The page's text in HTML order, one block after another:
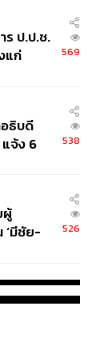
ร ป.ป.ช.
แก่
569
ธิบดี
จ้ง 6
538
ผู้
‘มีชัย-
526